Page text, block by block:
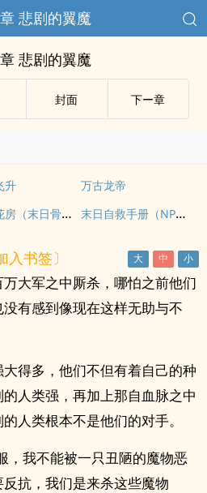
悲剧的翼魔
悲剧的翼魔
封面 下ー章
升 万古龙帝
玻璃花房（末日骨科 H） 末日自救手册（NPH）
入书签〕
大军之中厮杀，哪怕之前他们
有感到像现在这样无助与不
得多，他们不但有着自己的种
人类强，再加上那自血脉之中
人类根本不是他们的对手。
，我不能被一只丑陋的魔物恶
抗，我们是来杀这些魔物